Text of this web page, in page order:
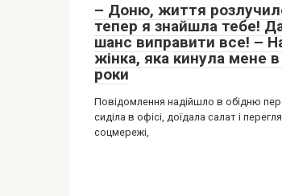
– Доню, життя
тепер я знайшла тебе!
шанс виправити все! –
жінка, яка кинула мене
роки
Повідомлення надійшло в обідню
сиділа в офісі, доїдала салат і
соцмережі,